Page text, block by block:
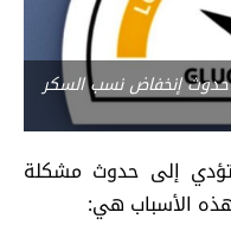
إنخفاض نسب السكر
تؤدي إلى حدوث مشكلة
الأسباب هي: